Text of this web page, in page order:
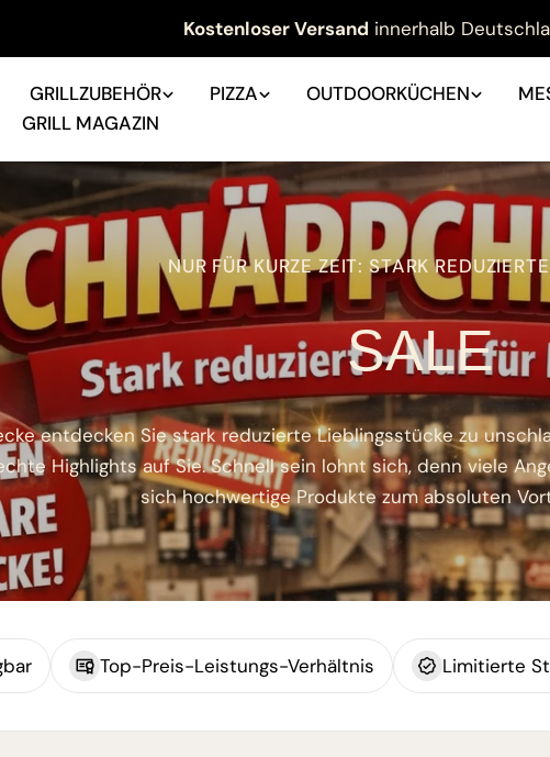
Kostenloser Versand innerhalb
GRILLZUBEHÖR PIZZA OUTDOORKÜCHEN
GRILL MAGAZIN
NUR FÜR KURZE ZEIT: STARK
SALE
entdecken Sie stark reduzierte Lieblingsstücke zu
Highlights auf Sie. Schnell sein lohnt sich, denn viele
sich hochwertige Produkte zum absoluten
Top-Preis-Leistungs-Verhältnis Limitierte